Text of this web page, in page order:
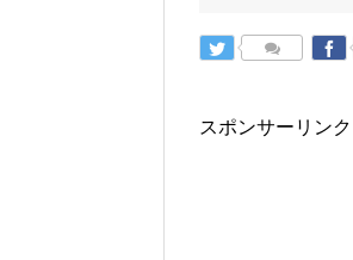
スポンサーリンク